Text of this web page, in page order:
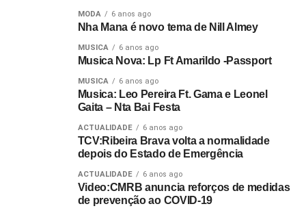
MODA 6 anos ago
Nha Mana é novo tema de Nill Almey
MUSICA 6 anos ago
Musica Nova: Lp Ft Amarildo -Passport
MUSICA 6 anos ago
Musica: Leo Pereira Ft. Gama e Leonel
Gaita – Nta Bai Festa
ACTUALIDADE 6 anos ago
TCV:Ribeira Brava volta a normalidade
depois do Estado de Emergência
ACTUALIDADE 6 anos ago
Video:CMRB anuncia reforços de medidas
de prevenção ao COVID-19